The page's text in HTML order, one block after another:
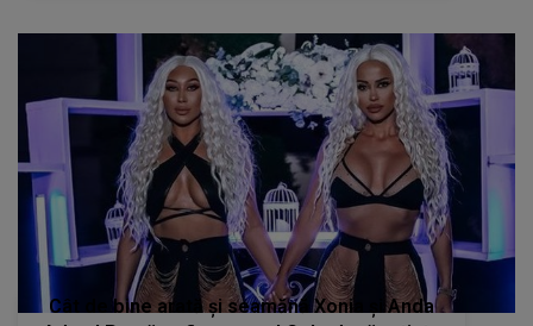
Cât de bine arată și seamănă Xonia și Anda